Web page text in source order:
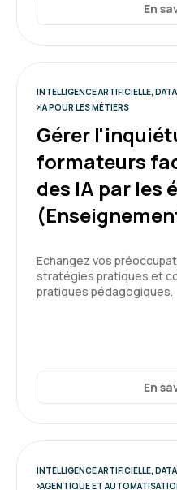
Formation : IA
compétent dans le
Formation : IA, les
première
En
INTELLIGENCE ARTIFICIELLE, DATA
IA POUR LES MÉTIERS
Gérer
formateurs
des IA par les
Echangez vos
stratégies pratiques et
pratiques pédagogiques.
En
INTELLIGENCE ARTIFICIELLE, DATA
AGENTIQUE ET